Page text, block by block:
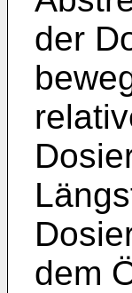
der
dem